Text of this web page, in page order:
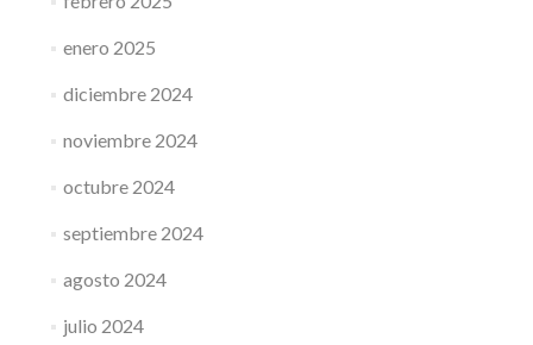
enero 2025
diciembre 2024
noviembre 2024
octubre 2024
septiembre 2024
agosto 2024
julio 2024